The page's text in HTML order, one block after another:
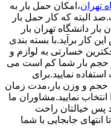
تهران،امکان حمل بار به
البته که کار حمل بار
دانشگاه تهران بار
کار برآید.با بسته بندی
خسارتی به لوازم و
و حجم بار شما کم است می
نمایید.برای
حجم و وزن بار،مدت زمان
انتخاب نمایید.مشاوران ما
پس خیالتان راحت
انتهای جابجایی با شما